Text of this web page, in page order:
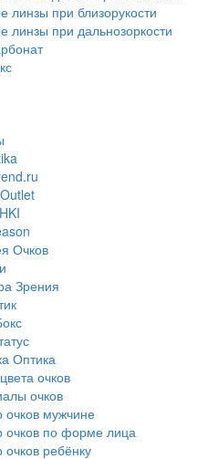
линзы при близорукости
линзы при дальнозоркости
Очков
Зрения
Оптика
очков
очков
очков мужчине
очков по форме лица
очков ребёнку